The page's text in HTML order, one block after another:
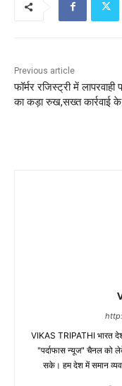
Previous article
फॉर्मर रजिस्ट्री में लापरवाही
का कड़ा रुख,सख्त कार्रवाई के
VIKAS TRIPATHI भारत
"पर्दाफास न्यूज" चैनल को
सके। हम देश में समान